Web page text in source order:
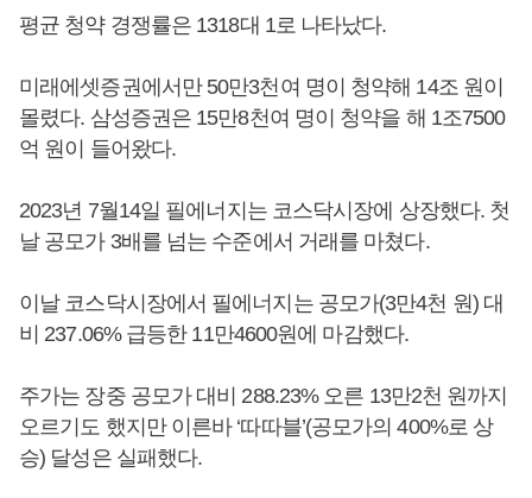
평균 청약 경쟁률은 1318대 1로 나타났다.
미래에셋증권에서만 50만3천여 명이 청약해 14조 원이
몰렸다. 삼성증권은 15만8천여 명이 청약을 해 1조7500
억 원이 들어왔다.
2023년 7월14일 필에너지는 코스닥시장에 상장했다. 첫
날 공모가 3배를 넘는 수준에서 거래를 마쳤다.
이날 코스닥시장에서 필에너지는 공모가(3만4천 원) 대
비 237.06% 급등한 11만4600원에 마감했다.
주가는 장중 공모가 대비 288.23% 오른 13만2천 원까지
오르기도 했지만 이른바 ‘따따블’(공모가의 400%로 상
승) 달성은 실패했다.